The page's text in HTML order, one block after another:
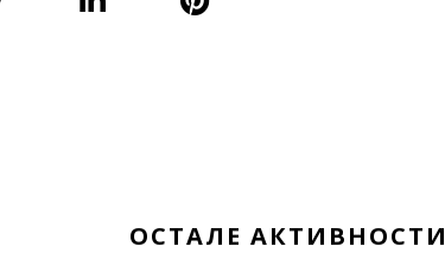
ОСТАЛЕ АКТИВНОСТИ